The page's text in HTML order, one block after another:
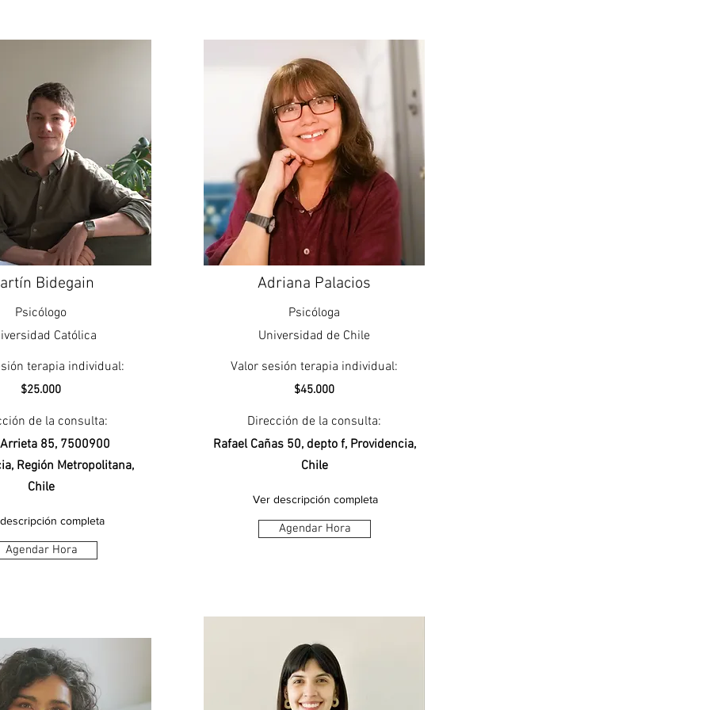
Bidegain
Psicólogo
Católica
terapia individual:
$25.000
de la consulta:
85, 7500900
Región Metropolitana,
Chile
completa
Agendar Hora
Adriana Palacios
Psicóloga
Universidad de Chile
Valor sesión terapia individual:
$45.000
Dirección de la consulta:
Rafael Cañas 50, depto f, Providencia,
Chile
Ver descripción completa
Agendar Hora